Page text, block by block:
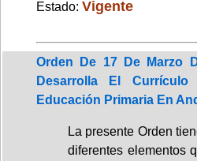
Estado: Vigente
Orden De 17 De Marzo
Desarrolla El
Educación Primaria En
La presente Orden
diferentes elementos